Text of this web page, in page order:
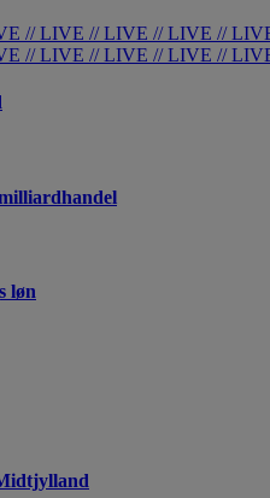
// LIVE // LIVE // LIVE //
// LIVE // LIVE // LIVE //
løn